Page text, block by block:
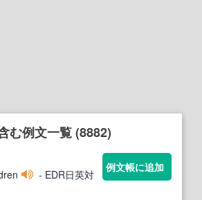
む例文一覧 (8882)
- EDR日英対
例文帳に追加